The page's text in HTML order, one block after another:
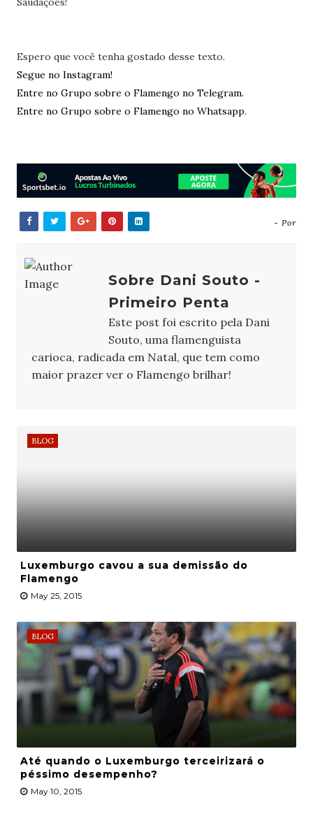
Espero que você tenha gostado desse texto.
Segue no Instagram!
Entre no Grupo sobre o Flamengo no Telegram.
Entre no Grupo sobre o Flamengo no Whatsapp.
- Por
Sobre Dani Souto -
Primeiro Penta
Este post foi escrito pela Dani
Souto, uma flamenguista
carioca, radicada em Natal, que tem como
maior prazer ver o Flamengo brilhar!
BLOG
Luxemburgo cavou a sua demissão do
Flamengo
May 25, 2015
BLOG
Até quando o Luxemburgo terceirizará o
péssimo desempenho?
May 10, 2015